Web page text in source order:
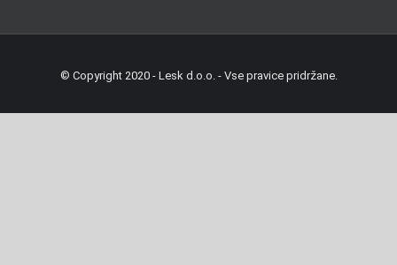
© Copyright 2020 - Lesk d.o.o. - Vse pravice pridržane.